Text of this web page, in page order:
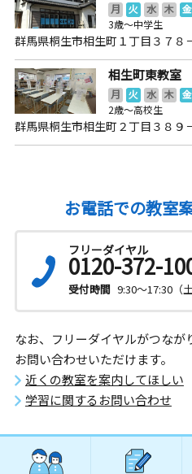
月 火 水 木 金
3歳～中学生
群馬県桐生市相生町１丁目３７８
相生町東教室
月 火 水 木 金
2歳～高校生
群馬県桐生市相生町２丁目３８９
お電話での教室
フリーダイヤル
0120-372-
受付時間 9:30～17:30（
なお、フリーダイヤルがつなが
お問い合わせいただけます。
近くの教室を案内してほしい
学習に関するお問い合わせ